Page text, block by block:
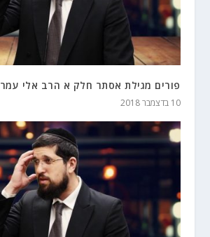
פורים מגילת אסתר חלק א הרב אלי עמר
10 בדצמבר 2018